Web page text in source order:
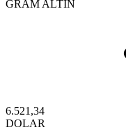
GRAM ALTIN
6.521,34
DOLAR